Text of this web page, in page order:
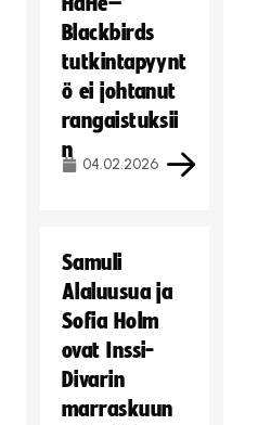
Blackbirds
tutkintapyynt
ö ei johtanut
rangaistuksii
n
04.02.2026
Samuli
Alaluusua ja
Sofia Holm
ovat Inssi-
Divarin
marraskuun